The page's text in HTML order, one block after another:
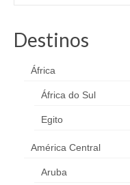
Destinos
África
África do Sul
Egito
América Central
Aruba